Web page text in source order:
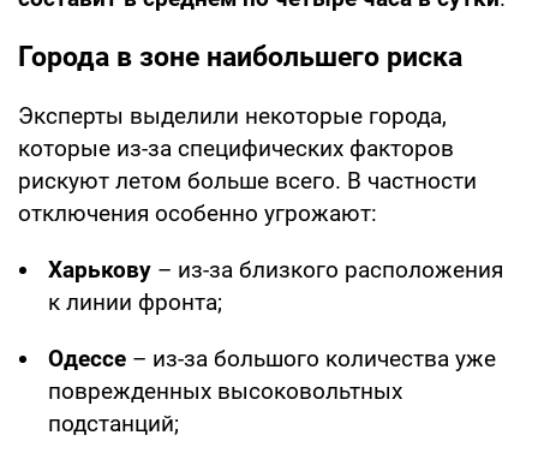
Города в зоне наибольшего риска
Эксперты выделили некоторые города,
которые из-за специфических факторов
рискуют летом больше всего. В частности
отключения особенно угрожают:
Харькову – из-за близкого расположения
к линии фронта;
Одессе – из-за большого количества уже
поврежденных высоковольтных
подстанций;